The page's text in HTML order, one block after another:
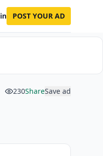
POST YOUR AD
230ShareSave ad